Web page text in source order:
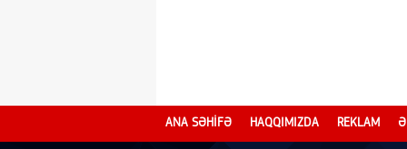
ANA SƏHİFƏ HAQQIMIZDA REKLAM